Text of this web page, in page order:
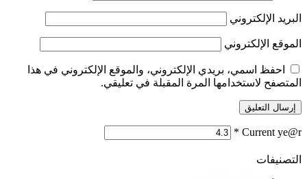
البريد الإلكتروني
الموقع الإلكتروني
احفظ اسمي، بريدي الإلكتروني، والموقع الإلكتروني في هذا
المتصفح لاستخدامها المرة المقبلة في تعليقي.
Current ye@r
*
التصنيفات